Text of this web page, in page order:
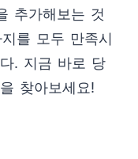
추가해보는 것
를 모두 만족시
. 지금 바로 당
찾아보세요!